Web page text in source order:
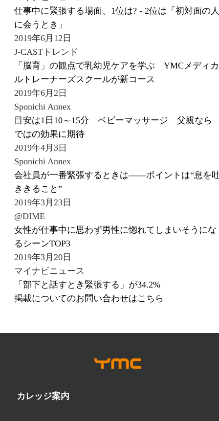
仕事中に緊張する場面、1位は? - 2位は「初対面の人
に会うとき」
2019年6月12日
J-CASTトレンド
「脳育」の観点で乳幼児ケアを学ぶ YMCメディカ
ルトレーナーズスクールが新コース
2019年6月2日
Sponichi Annex
目安は1日10～15分 ベビーマッサージ 父親なら
ではの効果に期待
2019年4月3日
Sponichi Annex
会社員が一番緊張するときは――ポイントは“息を
ききること”
2019年3月23日
@DIME
女性が仕事中に思わず男性に惚れてしまいそうにな
るシーンTOP3
2019年3月20日
マイナビニュース
「部下と話すとき緊張する」が34.2%
掲載についてのお問い合わせはこちら
カレッジ案内